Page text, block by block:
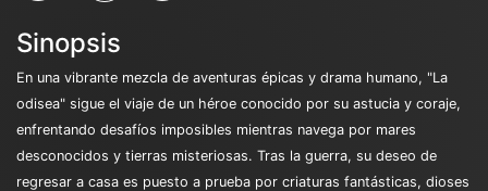
Sinopsis
En una vibrante mezcla de aventuras épicas y drama humano, "La
odisea" sigue el viaje de un héroe conocido por su astucia y coraje,
enfrentando desafíos imposibles mientras navega por mares
desconocidos y tierras misteriosas. Tras la guerra, su deseo de
regresar a casa es puesto a prueba por criaturas fantásticas, dioses